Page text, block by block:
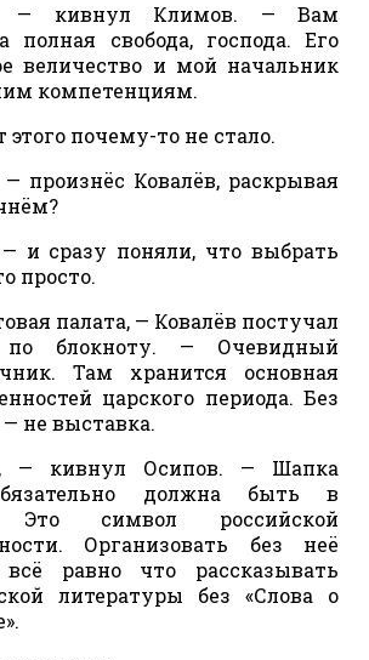
— кивнул Климов. — Вам
полная свобода, господа. Его
величество и мой начальник
компетенциям.
этого почему-то не стало.
произнёс Ковалёв, раскрывая
и сразу поняли, что выбрать
просто.
палата, — Ковалёв постучал
по блокноту. — Очевидный
Там хранится основная
царского периода. Без
не выставка.
— кивнул Осипов. — Шапка
должна быть в
Это символ российской
Организовать без неё
равно что рассказывать
литературы без «Слова о